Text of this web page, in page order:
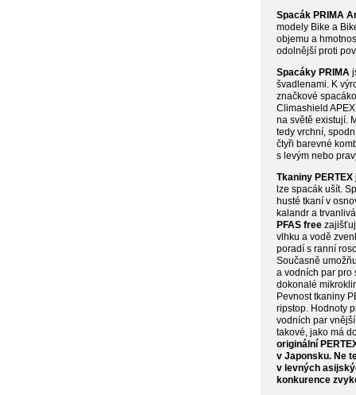
Spacák PRIMA
modely Bike a
objemu a
odolnější proti
Spacáky PRIMA
švadlenami. K
značkové
Climashield
na světě existují.
tedy vrchní,
čtyři barevné
s levým nebo
Tkaniny PERTEX
lze spacák ušít.
husté tkaní v
kalandr a
PFAS free
vlhku a vodě
poradí s ranní
Současně
a vodních par pro
dokonalé
Pevnost tkaniny
ripstop. Hodnoty
vodních par
takové, jako má
originální
v Japonsku. Ne
v levných
konkurence